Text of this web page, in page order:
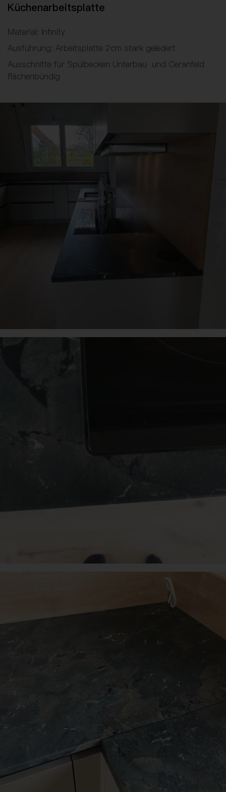
Küchenarbeitsplatte
Material: Infinity
Ausführung: Arbeitsplatte 2cm stark geledert
Ausschnitte für Spülbecken Unterbau und Ceranfeld
flächenbündig